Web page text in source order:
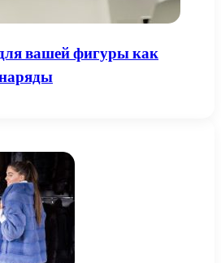
вашей фигуры как